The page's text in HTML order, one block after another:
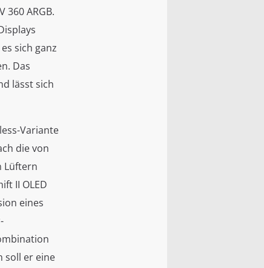
360 ARGB.
sich ganz
Das
lässt sich
Variante
die von
Lüftern
II OLED
eines
soll er eine